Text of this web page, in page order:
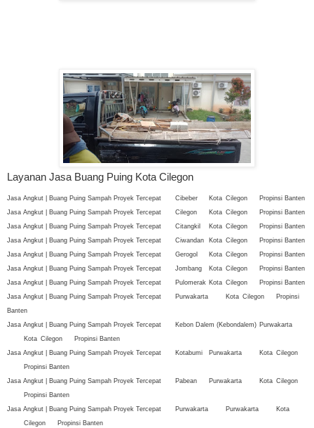
Layanan Jasa Buang Puing Kota Cilegon
Jasa Angkut | Buang Puing Sampah Proyek Tercepat Cibeber Kota Cilegon
Propinsi Banten
Jasa Angkut | Buang Puing Sampah Proyek Tercepat
Cilegon Kota Cilegon
Propinsi Banten
Jasa Angkut | Buang Puing Sampah Proyek Tercepat
Citangkil Kota Cilegon
Propinsi Banten
Jasa Angkut | Buang Puing Sampah Proyek Tercepat
Ciwandan Kota Cilegon
Propinsi Banten
Jasa Angkut | Buang Puing Sampah Proyek Tercepat
Gerogol Kota Cilegon
Propinsi Banten
Jasa Angkut | Buang Puing Sampah Proyek Tercepat
Jombang Kota Cilegon
Propinsi Banten
Jasa Angkut | Buang Puing Sampah Proyek Tercepat
Pulomerak Kota Cilegon
Propinsi Banten
Jasa Angkut | Buang Puing Sampah Proyek Tercepat
Purwakarta Kota Cilegon
Propinsi
Banten
Jasa Angkut | Buang Puing Sampah Proyek Tercepat
Kebon Dalem (Kebondalem) Purwakarta
Kota Cilegon
Propinsi Banten
Jasa Angkut | Buang Puing Sampah Proyek Tercepat
Kotabumi Purwakarta Kota Cilegon
Propinsi Banten
Jasa Angkut | Buang Puing Sampah Proyek Tercepat
Pabean Purwakarta Kota Cilegon
Propinsi Banten
Jasa Angkut | Buang Puing Sampah Proyek Tercepat
Purwakarta Purwakarta
Kota
Cilegon
Propinsi Banten